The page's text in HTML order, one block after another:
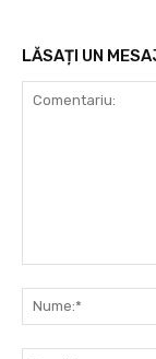
LĂSAȚI UN